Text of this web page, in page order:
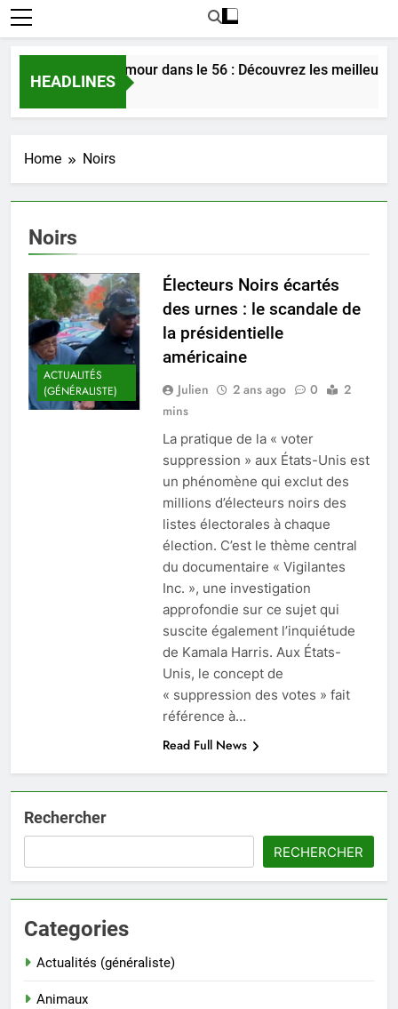
HEADLINES
Rencontrer l’amour dans le 56 : Découvrez les
5 Jours Ago
Home Noirs
Noirs
ACTUALITÉS
(GÉNÉRALISTE)
Électeurs Noirs écartés
des urnes : le scandale de
la présidentielle
américaine
Julien 2 ans ago 0
2
mins
La pratique de la « voter
suppression » aux États-Unis est
un phénomène qui exclut des
millions d’électeurs noirs des
listes électorales à chaque
élection. C’est le thème central
du documentaire « Vigilantes
Inc. », une investigation
approfondie sur ce sujet qui
suscite également l’inquiétude
de Kamala Harris. Aux États-
Unis, le concept de
« suppression des votes » fait
référence à…
Read Full News
Rechercher
RECHERCHER
Categories
Actualités (généraliste)
Animaux